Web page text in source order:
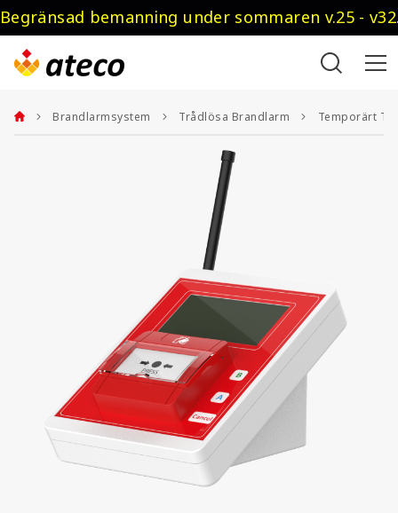
Begränsad bemanning under sommaren v.25 -
Brandlarmsystem Trådlösa Brandlarm Temporärt